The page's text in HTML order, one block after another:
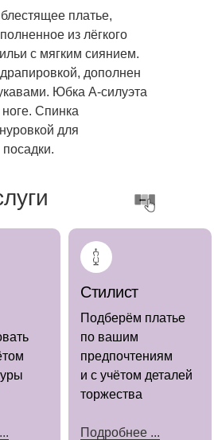
платье,
из лёгкого
с мягким сиянием.
дополнен
Юбка А-силуэта
Спинка
для
Стилист
Подберём платье
по вашим
предпочтениям
и с учётом деталей
торжества
Подробнее ...